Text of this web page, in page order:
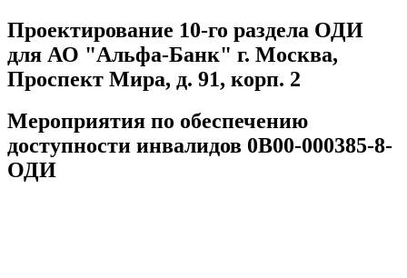
Проектирование 10-го раздела ОДИ
для АО "Альфа-Банк" г. Москва,
Проспект Мира, д. 91, корп. 2
Мероприятия по обеспечению
доступности инвалидов 0В00-000385-8-
ОДИ